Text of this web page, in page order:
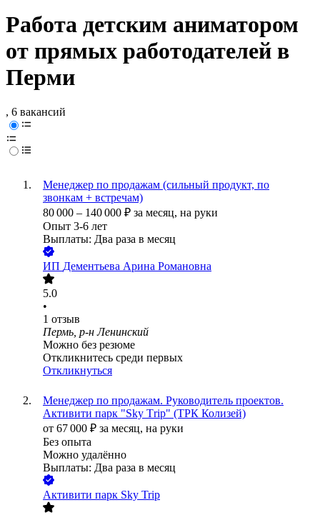
Работа детским аниматором
от прямых работодателей в
Перми
, 6 вакансий
Менеджер по продажам (сильный продукт, по
звонкам + встречам)
80 000 – 140 000 ₽ за месяц, на руки
Опыт 3-6 лет
Выплаты: Два раза в месяц
ИП Дементьева Арина Романовна
5.0
•
1 отзыв
Пермь, р-н Ленинский
Можно без резюме
Откликнитесь среди первых
Откликнуться
Менеджер по продажам. Руководитель проектов.
Активити парк "Sky Тrip" (ТРК Колизей)
от 67 000 ₽ за месяц, на руки
Без опыта
Можно удалённо
Выплаты: Два раза в месяц
Активити парк Sky Trip